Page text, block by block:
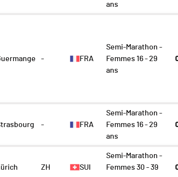
ans
- FRA
Semi-Marathon -
Femmes 16 - 29
ans
- FRA
Semi-Marathon -
Femmes 16 - 29
ans
ZH SUI
Semi-Marathon -
Femmes 30 - 39